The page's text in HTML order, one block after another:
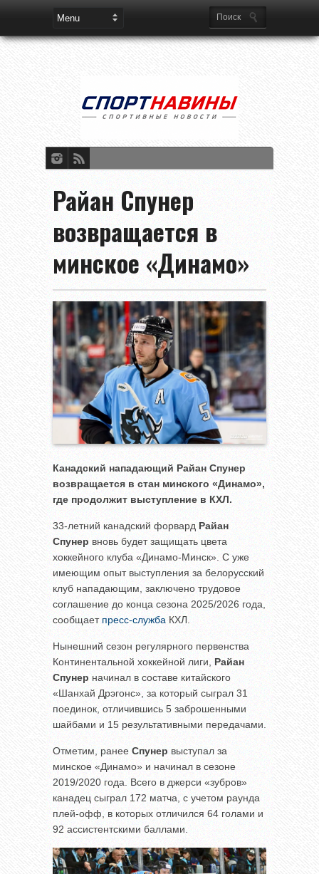
Райан Спунер
возвращается в
минское «Динамо»
Канадский нападающий Райан Спунер
возвращается в стан минского «Динамо»,
где продолжит выступление в КХЛ.
33-летний канадский форвард Райан
Спунер вновь будет защищать цвета
хоккейного клуба «Динамо-Минск». С уже
имеющим опыт выступления за белорусский
клуб нападающим, заключено трудовое
соглашение до конца сезона 2025/2026 года,
сообщает пресс-служба КХЛ.
Нынешний сезон регулярного первенства
Континентальной хоккейной лиги, Райан
Спунер начинал в составе китайского
«Шанхай Дрэгонс», за который сыграл 31
поединок, отличившись 5 заброшенными
шайбами и 15 результативными передачами.
Отметим, ранее Спунер выступал за
минское «Динамо» и начинал в сезоне
2019/2020 года. Всего в джерси «зубров»
канадец сыграл 172 матча, с учетом раунда
плей-офф, в которых отличился 64 голами и
92 ассистентскими баллами.